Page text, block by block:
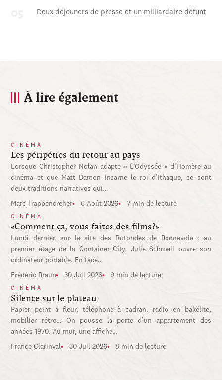
Deux déjeuners de presse et un milliardaire défunt
À lire également
CINÉMA
Les péripéties du retour au pays
Lorsque Christopher Nolan adapte « L’Odyssée » d’Homère au
cinéma et que Matt Damon incarne le roi d’Ithaque, ce sont
deux traditions narratives qui…
Marc Trappendreher 6 Août 2026 7 min de lecture
CINÉMA
«Comment ça, vous faites des films?»
Lundi dernier, sur le site des Rotondes de Bonnevoie : au
premier étage de la Container City, Julie Schroell ouvre son
ordinateur portable. En face…
Frédéric Braun 30 Juil 2026 9 min de lecture
CINÉMA
Silence sur le plateau
Papier peint à fleur, téléphone à cadran, radio en bakélite,
mobilier rétro… On pousse la porte d’un appartement des
années 1970. Au mur, une affiche…
France Clarinval 30 Juil 2026 8 min de lecture